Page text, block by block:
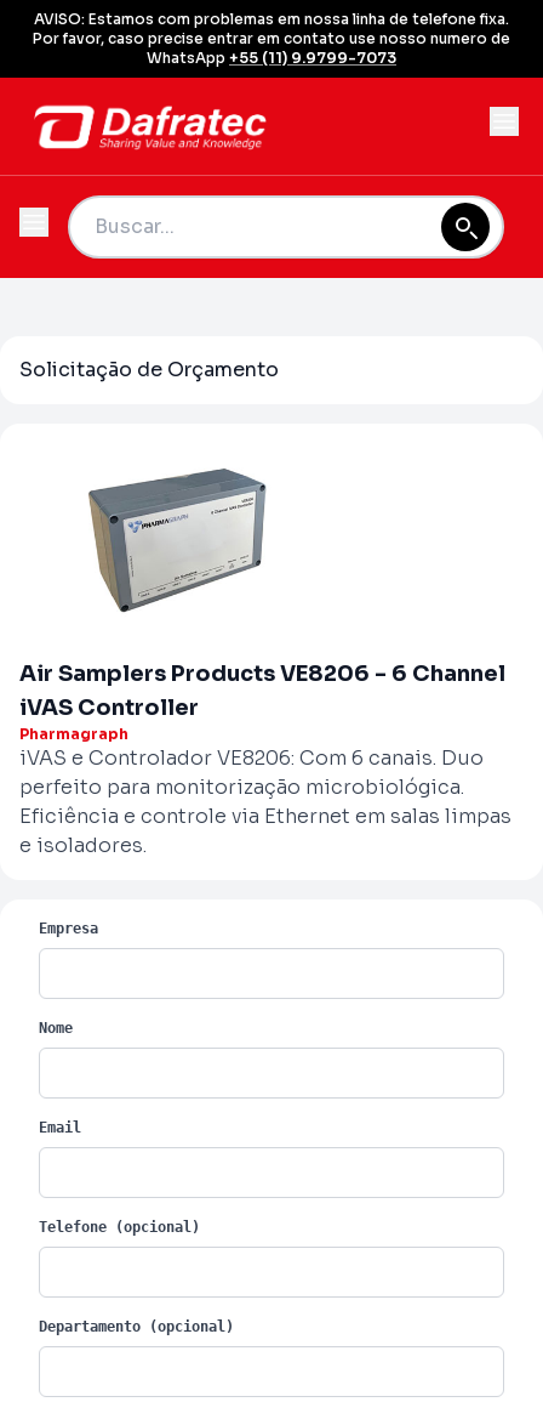
AVISO: Estamos com problemas em nossa linha de telefone fixa.
Por favor, caso precise entrar em contato use nosso numero de
WhatsApp +55 (11) 9.9799-7073
Solicitação de Orçamento
Air Samplers Products VE8206 - 6 Channel
iVAS Controller
Pharmagraph
iVAS e Controlador VE8206: Com 6 canais. Duo
perfeito para monitorização microbiológica.
Eficiência e controle via Ethernet em salas limpas
e isoladores.
Empresa
Nome
Email
Telefone (opcional)
Departamento (opcional)